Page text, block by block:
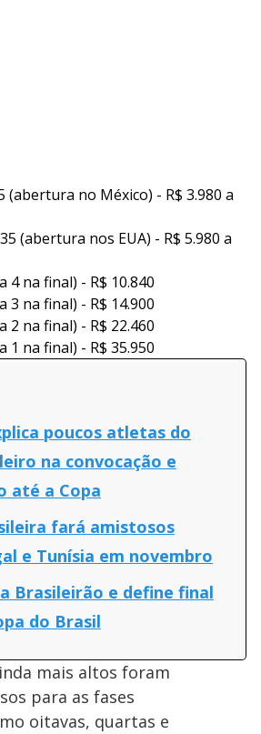
(abertura no México) - R$ 3.980 a
(abertura nos EUA) - R$ 5.980 a
4 na final) - R$ 10.840
3 na final) - R$ 14.900
2 na final) - R$ 22.460
1 na final) - R$ 35.950
poucos atletas do
na convocação e
até a Copa
fará amistosos
e Tunísia em novembro
Brasileirão e define final
do Brasil
mais altos foram
para as fases
oitavas, quartas e